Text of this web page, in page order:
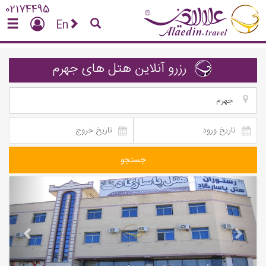
02174495
En
رزرو آنلاین هتل های جهرم
جهرم
جستجو
Next